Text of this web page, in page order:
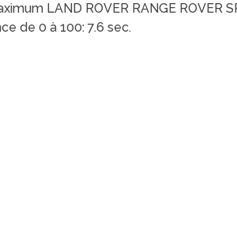
LAND ROVER RANGE ROVER
de 0 à 100: 7.6 sec.